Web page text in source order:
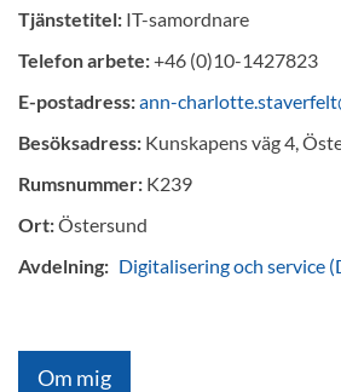
Tjänstetitel: IT-samordnare
Telefon arbete:+46 (0)10-1427823
E-postadress:ann-
Besöksadress: Kunskapens väg 4,
Rumsnummer: K239
Ort:Östersund
Avdelning: Digitalisering och service
Om mig